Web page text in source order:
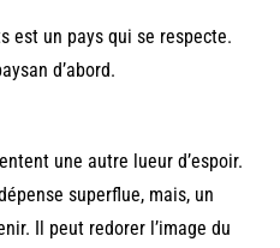
est un pays qui se respecte.
d’abord.
une autre lueur d’espoir.
superflue, mais, un
Il peut redorer l’image du